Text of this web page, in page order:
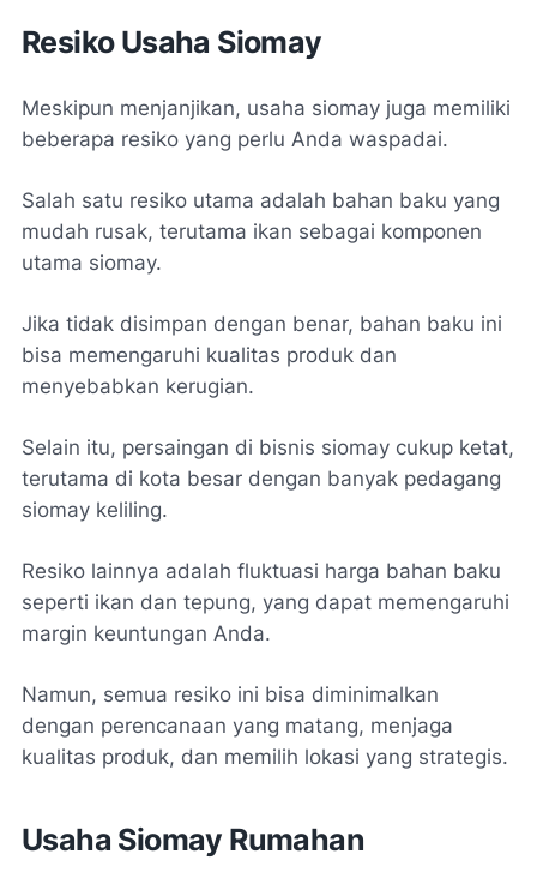
Resiko Usaha Siomay
Meskipun menjanjikan, usaha siomay juga memiliki
beberapa resiko yang perlu Anda waspadai.
Salah satu resiko utama adalah bahan baku yang
mudah rusak, terutama ikan sebagai komponen
utama siomay.
Jika tidak disimpan dengan benar, bahan baku ini
bisa memengaruhi kualitas produk dan
menyebabkan kerugian.
Selain itu, persaingan di bisnis siomay cukup ketat,
terutama di kota besar dengan banyak pedagang
siomay keliling.
Resiko lainnya adalah fluktuasi harga bahan baku
seperti ikan dan tepung, yang dapat memengaruhi
margin keuntungan Anda.
Namun, semua resiko ini bisa diminimalkan
dengan perencanaan yang matang, menjaga
kualitas produk, dan memilih lokasi yang strategis.
Usaha Siomay Rumahan